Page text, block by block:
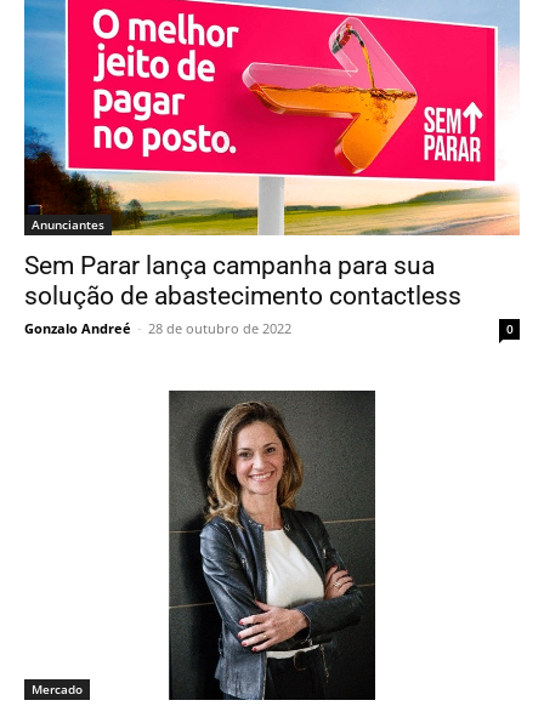
Anunciantes
Sem Parar lança campanha para sua
solução de abastecimento contactless
Gonzalo Andreé - 28 de outubro de 2022 0
Mercado